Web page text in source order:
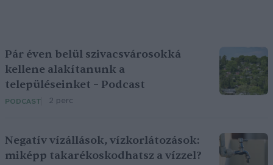
Pár éven belül szivacsvárosokká
kellene alakítanunk a
településeinket – Podcast
PODCAST 2 perc
Negatív vízállások, vízkorlátozások:
miképp takarékoskodhatsz a vízzel?